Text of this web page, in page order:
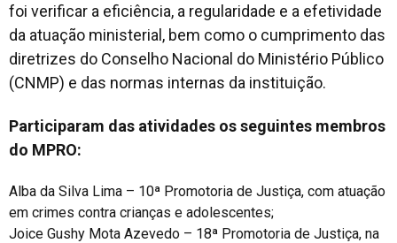
foi verificar a eficiência, a regularidade e a efetividade
da atuação ministerial, bem como o cumprimento das
diretrizes do Conselho Nacional do Ministério Público
(CNMP) e das normas internas da instituição.
Participaram das atividades os seguintes membros
do MPRO:
Alba da Silva Lima – 10ª Promotoria de Justiça, com atuação
em crimes contra crianças e adolescentes;
Joice Gushy Mota Azevedo – 18ª Promotoria de Justiça, na